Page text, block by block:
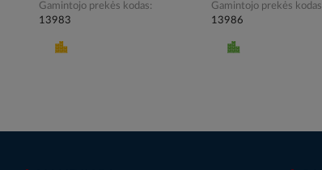
Gamintojo prekės kodas
13983
Gamintojo prekės kodas
13986